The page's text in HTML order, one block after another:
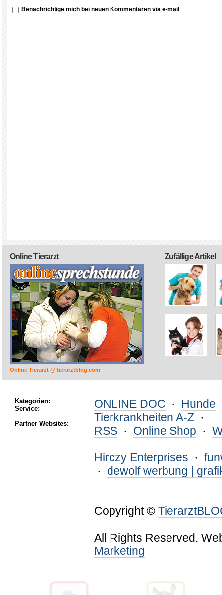
Benachrichtige mich bei neuen Kommentaren via e-mail
Zufällige Artikel
Online Tierarzt
Online Tierarzt @ tierarztblog.com
Kategorien:
Service:
Partner Websites:
ONLINE DOC · Hunde
Tierkrankheiten A-Z ·
RSS · Online Shop ·
Hirczy Enterprises ·
· dewolf werbung |
Copyright ©
All Rights Reserved.
Marketing